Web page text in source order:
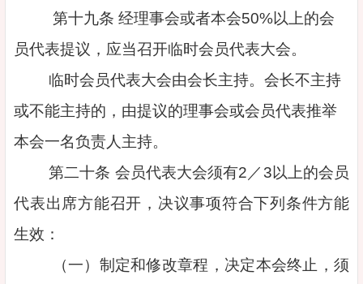
第十九条 经理事会或者本会50%以上的会
员代表提议，应当召开临时会员代表大会。
临时会员代表大会由会长主持。会长不主持
或不能主持的，由提议的理事会或会员代表推举
本会一名负责人主持。
第二十条 会员代表大会须有2／3以上的会员
代表出席方能召开，决议事项符合下列条件方能
生效：
（一）制定和修改章程，决定本会终止，须